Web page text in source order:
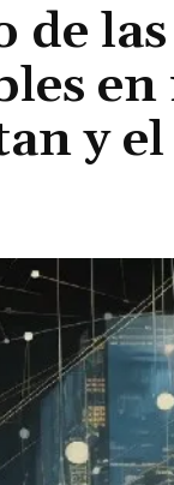
de
y